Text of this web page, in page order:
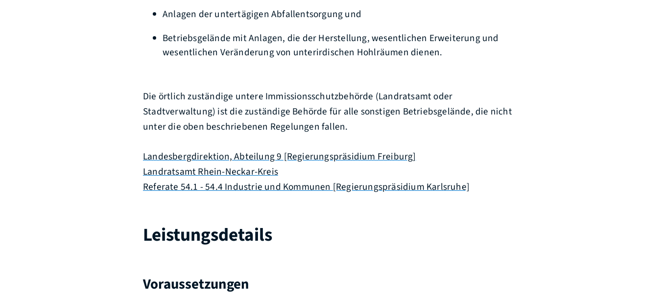
Anlagen der untertägigen Abfallentsorgung und
Betriebsgelände mit Anlagen, die der Herstellung, wesentlichen Erweiterung und
wesentlichen Veränderung von unterirdischen Hohlräumen dienen.
Die örtlich zuständige untere Immissionsschutzbehörde (Landratsamt oder
Stadtverwaltung) ist die zuständige Behörde für alle sonstigen Betriebsgelände, die nicht
unter die oben beschriebenen Regelungen fallen.
Landesbergdirektion, Abteilung 9 [Regierungspräsidium Freiburg]
Landratsamt Rhein-Neckar-Kreis
Referate 54.1 - 54.4 Industrie und Kommunen [Regierungspräsidium Karlsruhe]
Leistungsdetails
Voraussetzungen